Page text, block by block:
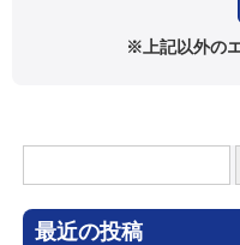
※上記以外の
索:
最近の投稿